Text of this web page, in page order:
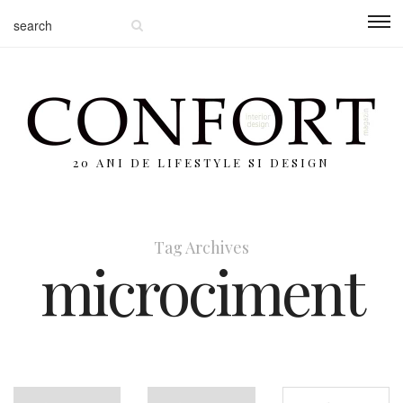
20 ANI DE LIFESTYLE SI DESIGN
Tag Archives
microciment